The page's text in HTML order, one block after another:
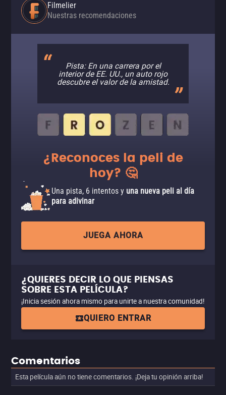
Filmelier
Nuestras recomendaciones
Pista: En una carrera por el
interior de EE. UU., un auto rojo
descubre el valor de la amistad.
¿Reconoces la peli de
hoy? 🤔
Una pista, 6 intentos y una nueva peli al día
para adivinar
JUEGA AHORA
¿QUIERES DECIR LO QUE PIENSAS
SOBRE ESTA PELÍCULA?
¡Inicia sesión ahora mismo para unirte a nuestra comunidad!
QUIERO ENTRAR
Comentarios
Esta película aún no tiene comentarios. ¡Deja tu opinión arriba!